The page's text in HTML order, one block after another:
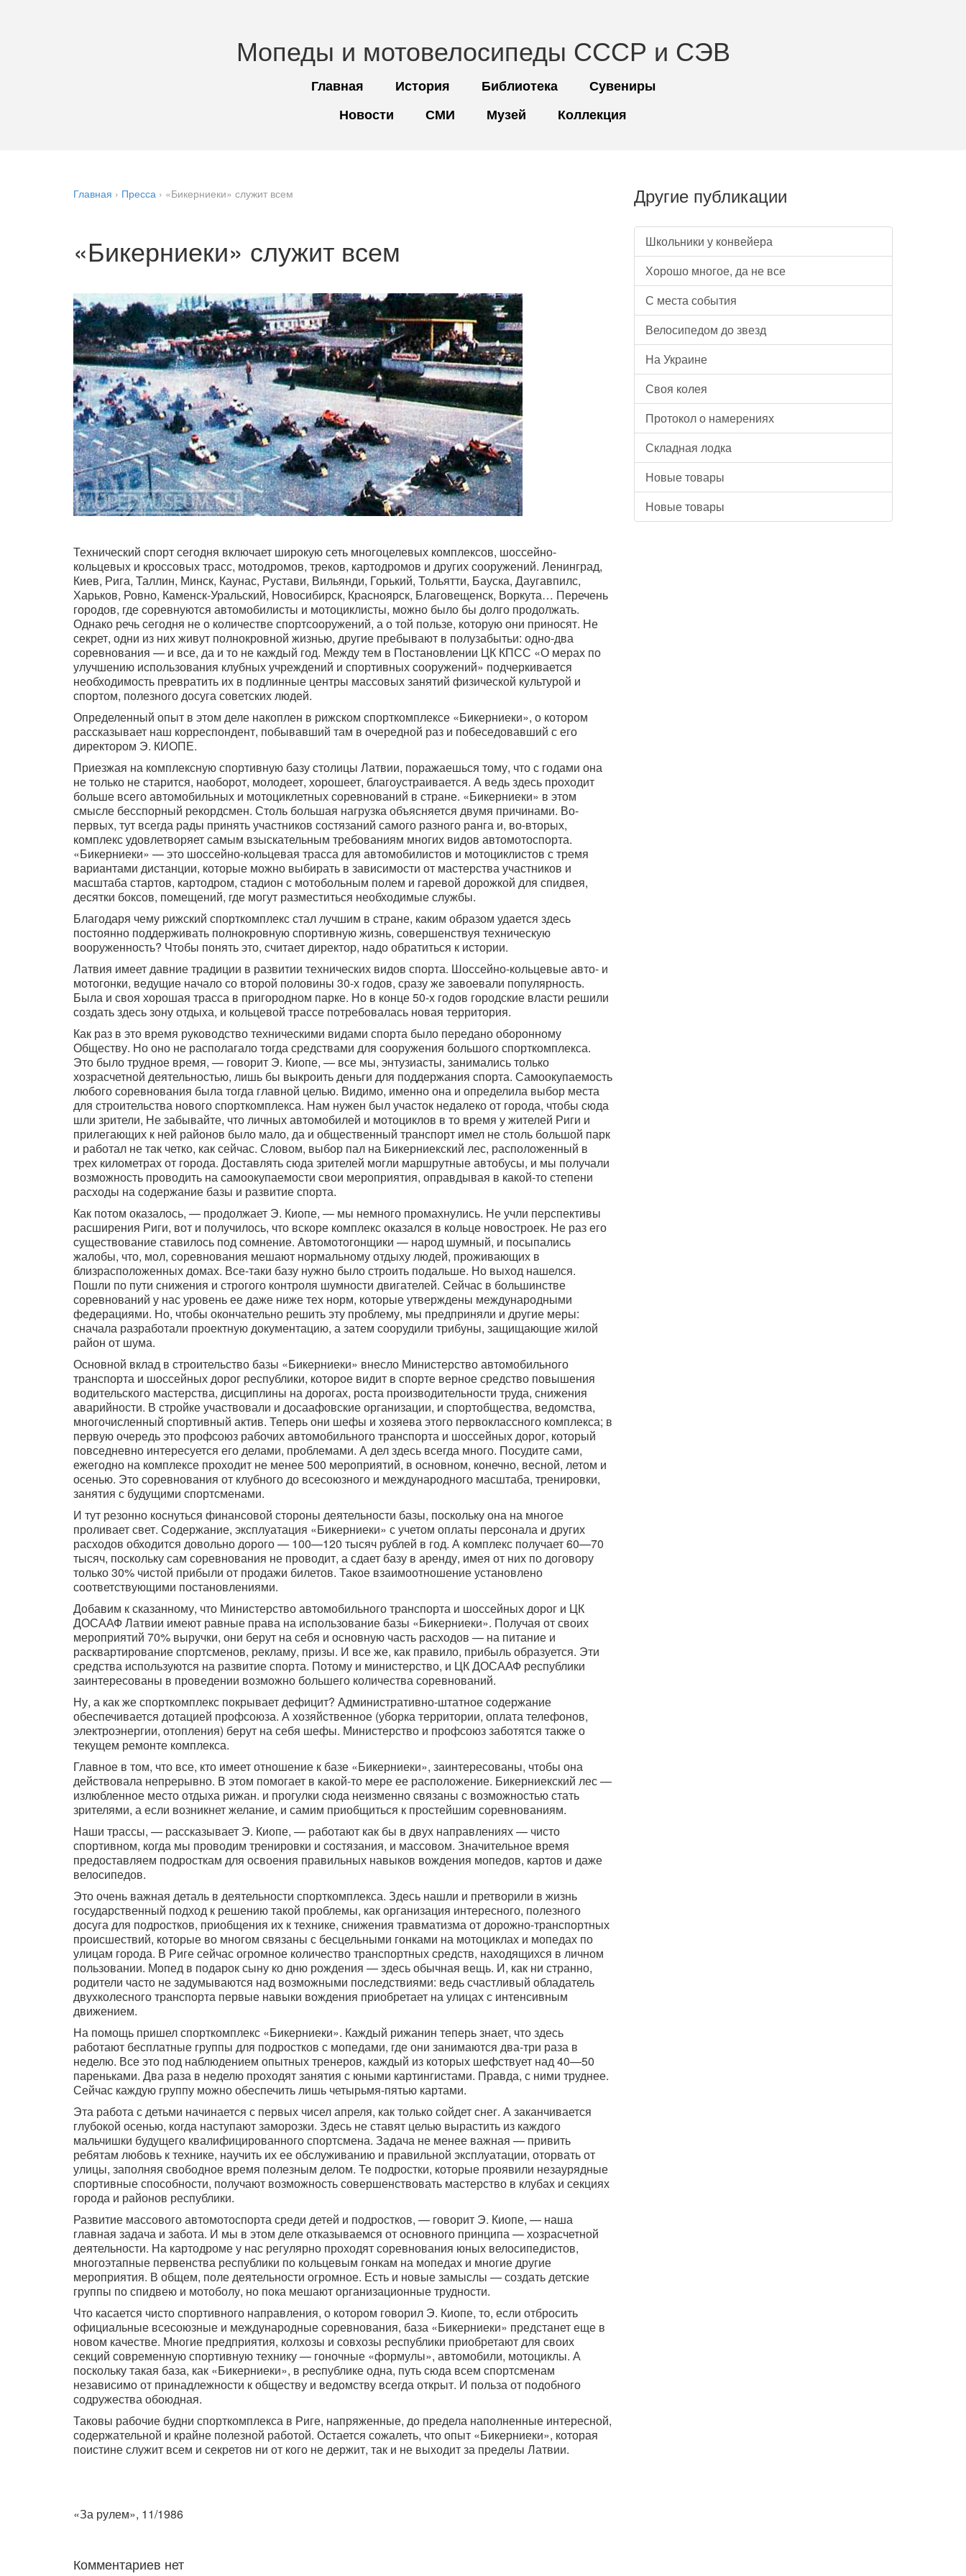
Мопеды и мотовелосипеды СССР и СЭВ
Главная История Библиотека
Сувениры
Новости
СМИ Музей Коллекция
Главная › Пресса › «Бикерниеки» служит всем
«Бикерниеки» служит всем
Технический спорт сегодня включает широкую сеть многоцелевых комплексов, шоссейно-
кольцевых и кроссовых трасс, мотодромов, треков, картодромов и других сооружений. Ленинград,
Киев, Рига, Таллин, Минск, Каунас, Рустави, Вильянди, Горький, Тольятти, Бауска, Даугавпилс,
Харьков, Ровно, Каменск-Уральский, Новосибирск, Красноярск, Благовещенск, Воркута… Перечень
городов, где соревнуются автомобилисты и мотоциклисты, можно было бы долго продолжать.
Однако речь сегодня не о количестве спортсооружений, а о той пользе, которую они приносят. Не
секрет, одни из них живут полнокровной жизнью, другие пребывают в полузабытьи: одно-два
соревнования — и все, да и то не каждый год. Между тем в Постановлении ЦК КПСС «О мерах по
улучшению использования клубных учреждений и спортивных сооружений» подчеркивается
необходимость превратить их в подлинные центры массовых занятий физической культурой и
спортом, полезного досуга советских людей.
Определенный опыт в этом деле накоплен в рижском спорткомплексе «Бикерниеки», о котором
рассказывает наш корреспондент, побывавший там в очередной раз и побеседовавший с его
директором Э. КИОПЕ.
Приезжая на комплексную спортивную базу столицы Латвии, поражаешься тому, что с годами она
не только не старится, наоборот, молодеет, хорошеет, благоустраивается. А ведь здесь проходит
больше всего автомобильных и мотоциклетных соревнований в стране. «Бикерниеки» в этом
смысле бесспорный рекордсмен. Столь большая нагрузка объясняется двумя причинами. Во-
первых, тут всегда рады принять участников состязаний самого разного ранга и, во-вторых,
комплекс удовлетворяет самым взыскательным требованиям многих видов автомотоспорта.
«Бикерниеки» — это шоссейно-кольцевая трасса для автомобилистов и мотоциклистов с тремя
вариантами дистанции, которые можно выбирать в зависимости от мастерства участников и
масштаба стартов, картодром, стадион с мотобольным полем и гаревой дорожкой для спидвея,
десятки боксов, помещений, где могут разместиться необходимые службы.
Благодаря чему рижский спорткомплекс стал лучшим в стране, каким образом удается здесь
постоянно поддерживать полнокровную спортивную жизнь, совершенствуя техническую
вооруженность? Чтобы понять это, считает директор, надо обратиться к истории.
Латвия имеет давние традиции в развитии технических видов спорта. Шоссейно-кольцевые авто- и
мотогонки, ведущие начало со второй половины 30-х годов, сразу же завоевали популярность.
Была и своя хорошая трасса в пригородном парке. Но в конце 50-х годов городские власти решили
создать здесь зону отдыха, и кольцевой трассе потребовалась новая территория.
Как раз в это время руководство техническими видами спорта было передано оборонному
Обществу. Но оно не располагало тогда средствами для сооружения большого спорткомплекса.
Это было трудное время, — говорит Э. Киопе, — все мы, энтузиасты, занимались только
хозрасчетной деятельностью, лишь бы выкроить деньги для поддержания спорта. Самоокупаемость
любого соревнования была тогда главной целью. Видимо, именно она и определила выбор места
для строительства нового спорткомплекса. Нам нужен был участок недалеко от города, чтобы сюда
шли зрители, Не забывайте, что личных автомобилей и мотоциклов в то время у жителей Риги и
прилегающих к ней районов было мало, да и общественный транспорт имел не столь большой парк
и работал не так четко, как сейчас. Словом, выбор пал на Бикерниекский лес, расположенный в
трех километрах от города. Доставлять сюда зрителей могли маршрутные автобусы, и мы получали
возможность проводить на самоокупаемости свои мероприятия, оправдывая в какой-то степени
расходы на содержание базы и развитие спорта.
Как потом оказалось, — продолжает Э. Киопе, — мы немного промахнулись. Не учли перспективы
расширения Риги, вот и получилось, что вскоре комплекс оказался в кольце новостроек. Не раз его
существование ставилось под сомнение. Автомотогонщики — народ шумный, и посыпались
жалобы, что, мол, соревнования мешают нормальному отдыху людей, проживающих в
близрасположенных домах. Все-таки базу нужно было строить подальше. Но выход нашелся.
Пошли по пути снижения и строгого контроля шумности двигателей. Сейчас в большинстве
соревнований у нас уровень ее даже ниже тех норм, которые утверждены международными
федерациями. Но, чтобы окончательно решить эту проблему, мы предприняли и другие меры:
сначала разработали проектную документацию, а затем соорудили трибуны, защищающие жилой
район от шума.
Основной вклад в строительство базы «Бикерниеки» внесло Министерство автомобильного
транспорта и шоссейных дорог республики, которое видит в спорте верное средство повышения
водительского мастерства, дисциплины на дорогах, роста производительности труда, снижения
аварийности. В стройке участвовали и досаафовские организации, и спортобщества, ведомства,
многочисленный спортивный актив. Теперь они шефы и хозяева этого первоклассного комплекса; в
первую очередь это профсоюз рабочих автомобильного транспорта и шоссейных дорог, который
повседневно интересуется его делами, проблемами. А дел здесь всегда много. Посудите сами,
ежегодно на комплексе проходит не менее 500 мероприятий, в основном, конечно, весной, летом и
осенью. Это соревнования от клубного до всесоюзного и международного масштаба, тренировки,
занятия с будущими спортсменами.
И тут резонно коснуться финансовой стороны деятельности базы, поскольку она на многое
проливает свет. Содержание, эксплуатация «Бикерниеки» с учетом оплаты персонала и других
расходов обходится довольно дорого — 100—120 тысяч рублей в год. А комплекс получает 60—70
тысяч, поскольку сам соревнования не проводит, а сдает базу в аренду, имея от них по договору
только 30% чистой прибыли от продажи билетов. Такое взаимоотношение установлено
соответствующими постановлениями.
Добавим к сказанному, что Министерство автомобильного транспорта и шоссейных дорог и ЦК
ДОСААФ Латвии имеют равные права на использование базы «Бикерниеки». Получая от своих
мероприятий 70% выручки, они берут на себя и основную часть расходов — на питание и
расквартирование спортсменов, рекламу, призы. И все же, как правило, прибыль образуется. Эти
средства используются на развитие спорта. Потому и министерство, и ЦК ДОСААФ республики
заинтересованы в проведении возможно большего количества соревнований.
Ну, а как же спорткомплекс покрывает дефицит? Административно-штатное содержание
обеспечивается дотацией профсоюза. А хозяйственное (уборка территории, оплата телефонов,
электроэнергии, отопления) берут на себя шефы. Министерство и профсоюз заботятся также о
текущем ремонте комплекса.
Главное в том, что все, кто имеет отношение к базе «Бикерниеки», заинтересованы, чтобы она
действовала непрерывно. В этом помогает в какой-то мере ее расположение. Бикерниекский лес —
излюбленное место отдыха рижан. и прогулки сюда неизменно связаны с возможностью стать
зрителями, а если возникнет желание, и самим приобщиться к простейшим соревнованиям.
Наши трассы, — рассказывает Э. Киопе, — работают как бы в двух направлениях — чисто
спортивном, когда мы проводим тренировки и состязания, и массовом. Значительное время
предоставляем подросткам для освоения правильных навыков вождения мопедов, картов и даже
велосипедов.
Это очень важная деталь в деятельности спорткомплекса. Здесь нашли и претворили в жизнь
государственный подход к решению такой проблемы, как организация интересного, полезного
досуга для подростков, приобщения их к технике, снижения травматизма от дорожно-транспортных
происшествий, которые во многом связаны с бесцельными гонками на мотоциклах и мопедах по
улицам города. В Риге сейчас огромное количество транспортных средств, находящихся в личном
пользовании. Мопед в подарок сыну ко дню рождения — здесь обычная вещь. И, как ни странно,
родители часто не задумываются над возможными последствиями: ведь счастливый обладатель
двухколесного транспорта первые навыки вождения приобретает на улицах с интенсивным
движением.
На помощь пришел спорткомплекс «Бикерниеки». Каждый рижанин теперь знает, что здесь
работают бесплатные группы для подростков с мопедами, где они занимаются два-три раза в
неделю. Все это под наблюдением опытных тренеров, каждый из которых шефствует над 40—50
пареньками. Два раза в неделю проходят занятия с юными картингистами. Правда, с ними труднее.
Сейчас каждую группу можно обеспечить лишь четырьмя-пятью картами.
Эта работа с детьми начинается с первых чисел апреля, как только сойдет снег. А заканчивается
глубокой осенью, когда наступают заморозки. Здесь не ставят целью вырастить из каждого
мальчишки будущего квалифицированного спортсмена. Задача не менее важная — привить
ребятам любовь к технике, научить их ее обслуживанию и правильной эксплуатации, оторвать от
улицы, заполняя свободное время полезным делом. Те подростки, которые проявили незаурядные
спортивные способности, получают возможность совершенствовать мастерство в клубах и секциях
города и районов республики.
Развитие массового автомотоспорта среди детей и подростков, — говорит Э. Киопе, — наша
главная задача и забота. И мы в этом деле отказываемся от основного принципа — хозрасчетной
деятельности. На картодроме у нас регулярно проходят соревнования юных велосипедистов,
многоэтапные первенства республики по кольцевым гонкам на мопедах и многие другие
мероприятия. В общем, поле деятельности огромное. Есть и новые замыслы — создать детские
группы по спидвею и мотоболу, но пока мешают организационные трудности.
Что касается чисто спортивного направления, о котором говорил Э. Киопе, то, если отбросить
официальные всесоюзные и международные соревнования, база «Бикерниеки» предстанет еще в
новом качестве. Многие предприятия, колхозы и совхозы республики приобретают для своих
секций современную спортивную технику — гоночные «формулы», автомобили, мотоциклы. А
поскольку такая база, как «Бикерниеки», в pecпублике одна, путь сюда всем спортсменам
независимо от принадлежности к обществу и ведомству всегда открыт. И польза от подобного
содружества обоюдная.
Таковы рабочие будни спорткомплекса в Риге, напряженные, до предела наполненные интересной,
содержательной и крайне полезной работой. Остается сожалеть, что опыт «Бикерниеки», которая
поистине служит всем и секретов ни от кого не держит, так и не выходит за пределы Латвии.
«За рулем», 11/1986
Комментариев нет
Другие публикации
Школьники у конвейера
Хорошо многое, да не все
С места события
Велосипедом до звезд
На Украине
Своя колея
Протокол о намерениях
Складная лодка
Новые товары
Новые товары